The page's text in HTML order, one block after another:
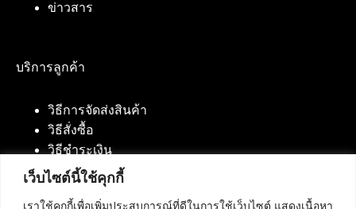
เว็บไซต์นี้ใช้คุกกี้
เราใช้คุกกี้เพื่อเพิ่มประสบการณ์ที่ดีในการใช้เว็บไซต์ แสดงเนื้อหา
ข่าวสาร
บริการลูกค้า
วิธีการจัดส่งสินค้า
วิธีสั่งซื้อ
วิธีชำระเงิน